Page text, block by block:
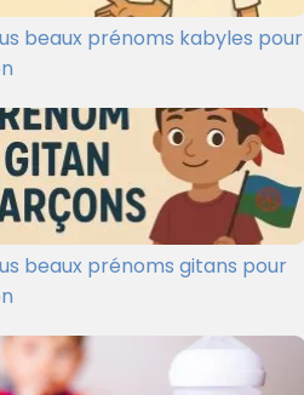
beaux prénoms kabyles pour
beaux prénoms gitans pour